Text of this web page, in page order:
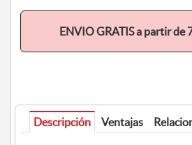
ENVIO GRATIS a partir de
Descripción Ventajas